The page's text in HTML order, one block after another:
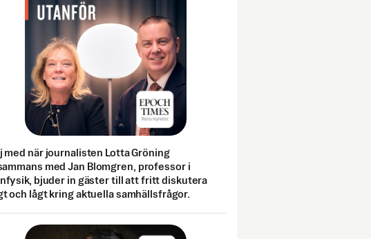
med när journalisten Lotta Gröning
med Jan Blomgren, professor i
bjuder in gäster till att fritt diskutera
och lågt kring aktuella samhällsfrågor.